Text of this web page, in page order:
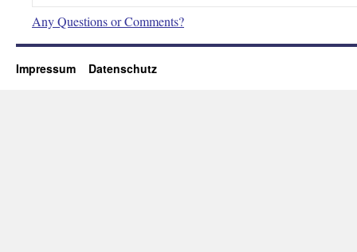
Any Questions or Comments?
Impressum Datenschutz